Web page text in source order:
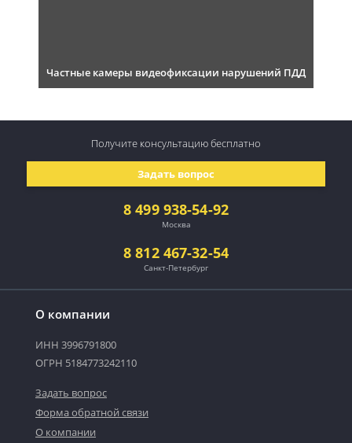
Частные камеры видеофиксации нарушений ПДД
О компании
ИНН 3996791800
ОГРН 5184773242110
Задать вопрос
Форма обратной связи
О компании
8 499 938-54-92
Москва
8 812 467-32-54
Санкт-Петербург
Задать вопрос
Получите консультациюбесплатно